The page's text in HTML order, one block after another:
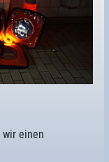
einen